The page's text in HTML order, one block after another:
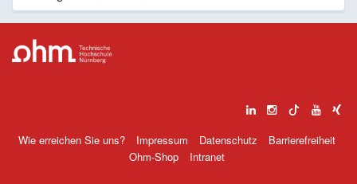
Wie erreichen Sie uns? Impressum Datenschutz
Barrierefreiheit
Ohm-Shop
Intranet